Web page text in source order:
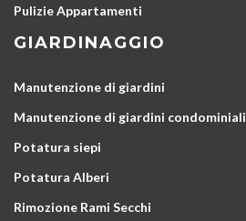
Pulizie Appartamenti
GIARDINAGGIO
Manutenzione di giardini
Manutenzione di giardini condominiali
Potatura siepi
Potatura Alberi
Rimozione Rami Secchi